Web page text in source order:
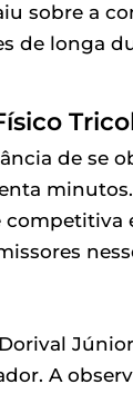
sobre a
de longa
de se
A